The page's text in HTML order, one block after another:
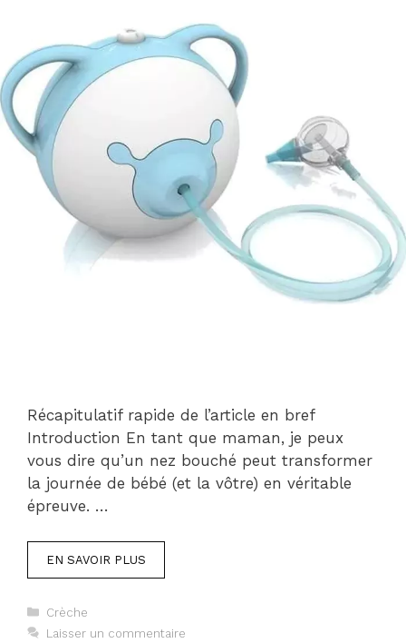
Récapitulatif rapide de l’article en bref
Introduction En tant que maman, je peux
vous dire qu’un nez bouché peut transformer
la journée de bébé (et la vôtre) en véritable
épreuve. …
EN SAVOIR PLUS
Catégories
Crèche
Laisser un commentaire